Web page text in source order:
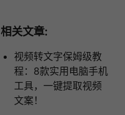
相关文章:
视频转文字保姆级教
程：8款实用电脑手机
工具，一键提取视频
文案！